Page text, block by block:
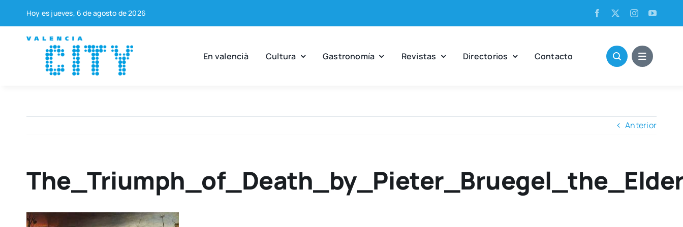
contenido
Hoy es jue­ves, 6 de agos­to de 2026
En valen­cià Cul­tu­ra Gas­tro­no­mía Revis­tas Direc­to­rios Con­tac­to
Anterior